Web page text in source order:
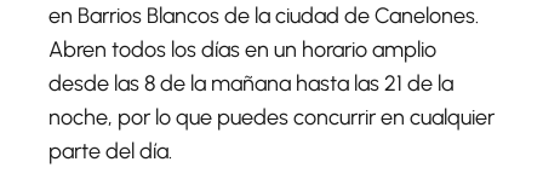
en Barrios Blancos de la ciudad de Canelones.
Abren todos los días en un horario amplio
desde las 8 de la mañana hasta las 21 de la
noche, por lo que puedes concurrir en cualquier
parte del día.